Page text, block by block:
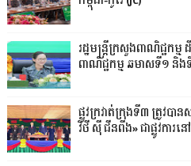
រដ្ឋមន្ត្រីក្រសួងពាណិជ្ជកម្
ពាណិជ្ជកម្ម ឆមាសទី១ និង
ផ្លូវក្រវាត់ក្រុងទី៣ ត្រូវប
វិថី ស៊ី ជីនពីង» ជាផ្លូវការនៅ